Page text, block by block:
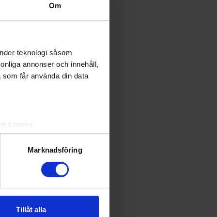
Om
teknologi såsom
annonser och innehåll,
får använda din data
meter
. Du kan ändra
information från din enhet
kombinera informationen
Marknadsföring
Tillåt alla